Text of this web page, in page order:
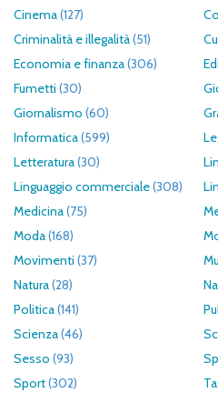
Cinema(127)
Criminalità e illegalità(51)
Economia e finanza(306)
Fumetti (30)
Giornalismo (60)
Informatica(599)
Letteratura(30)
Linguaggio commerciale(308)
Medicina(75)
Moda(168)
Movimenti (37)
Natura(28)
Politica(141)
Scienza(46)
Sesso (93)
Sport(302)